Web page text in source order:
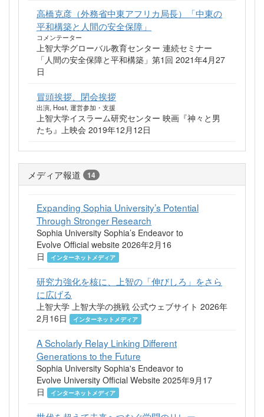
高橋克彦（外務省中東アフリカ局長）「中東の
平和構築と人間の安全保障」
コメンテーター
上智大学グローバル教育センター 連続セミナー
「人間の安全保障と平和構築」第1回 2021年4月27
日
冒頭挨拶、閉会挨拶
出演, Host, 運営参加・支援
上智大学イスラーム研究センター 映画『神々と男
たち』上映会 2019年12月12日
メディア報道 14
Expanding Sophia University’s Potential
Through Stronger Research
Sophia University Sophia’s Endeavor to
Evolve Official website 2026年2月16
日
インターネットメディア
研究力強化を核に、上智の「伸びしろ」をさら
に広げる
上智大学 上智大学の挑戦 公式ウェブサイト 2026年
2月16日
インターネットメディア
A Scholarly Relay Linking Different
Generations to the Future
Sophia University Sophia's Endeavor to
Evolve University Official Website 2025年9月17
日
インターネットメディア